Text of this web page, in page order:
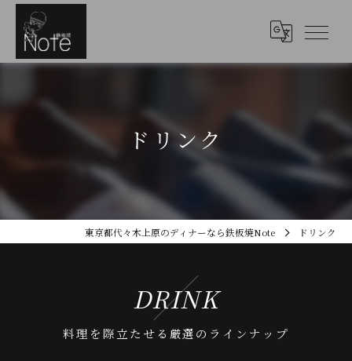
ドリンク
東京都代々木上原のディナーなら鉄板焼Note ドリンク
料理を際立たせる厳選のラインナップ
DRINK